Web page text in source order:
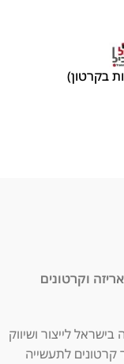
וקרטונים
לייצור ושיווק
קרטונים לתעשייה